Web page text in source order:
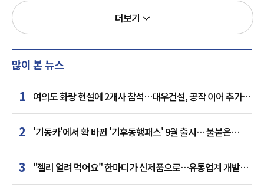
더보기
많이 본 뉴스
1 여의도 화랑 현설에 2개사 참석…대우건설, 공작 이어 추가
거점 확보하나
2 '기동카'에서 확 바뀐 '기후동행패스' 9월 출시… 불붙은
카드사 경쟁
3
"젤리 얼려 먹어요" 한마디가 신제품으로…유통업계 개발실
된 SNS